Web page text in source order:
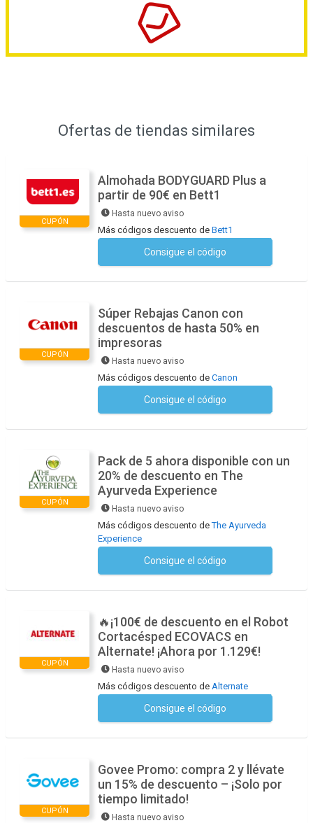
Ofertas de tiendas similares
CUPÓN
Almohada BODYGUARD Plus a
partir de 90€ en Bett1
Hasta nuevo aviso
Más códigos descuento de Bett1
Consigue el código
CUPÓN
Súper Rebajas Canon con
descuentos de hasta 50% en
impresoras
Hasta nuevo aviso
Más códigos descuento de Canon
Consigue el código
CUPÓN
Pack de 5 ahora disponible con un
20% de descuento en The
Ayurveda Experience
Hasta nuevo aviso
Más códigos descuento deThe Ayurveda
Experience
Consigue el código
CUPÓN
🔥¡100€ de descuento en el Robot
Cortacésped ECOVACS en
Alternate! ¡Ahora por 1.129€!
Hasta nuevo aviso
Más códigos descuento de Alternate
Consigue el código
CUPÓN
Govee Promo: compra 2 y llévate
un 15% de descuento – ¡Solo por
tiempo limitado!
Hasta nuevo aviso